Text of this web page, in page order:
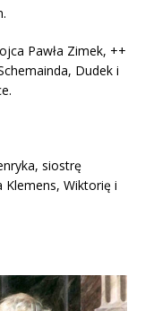
Pawła Zimek, ++
Dudek i
siostrę
Klemens, Wiktorię i